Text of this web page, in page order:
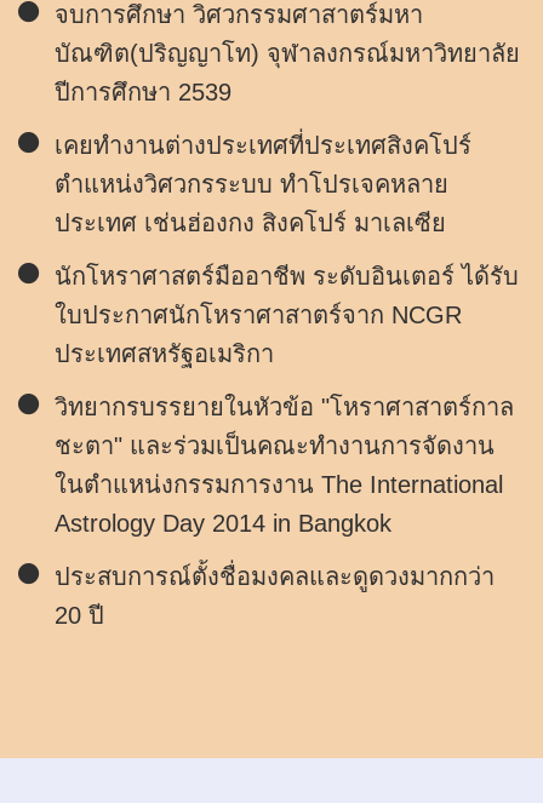
จบการศึกษา วิศวกรรมศาสาตร์มหา
บัณฑิต(ปริญญาโท) จุฬาลงกรณ์มหาวิทยาลัย
ปีการศึกษา 2539
เคยทำงานต่างประเทศที่ประเทศสิงคโปร์
ตำแหน่งวิศวกรระบบ ทำโปรเจคหลาย
ประเทศ เช่นฮ่องกง สิงคโปร์ มาเลเซีย
นักโหราศาสตร์มืออาชีพ ระดับอินเตอร์ ได้รับ
ใบประกาศนักโหราศาสาตร์จาก NCGR
ประเทศสหรัฐอเมริกา
วิทยากรบรรยายในหัวข้อ "โหราศาสาตร์กาล
ชะตา" และร่วมเป็นคณะทำงานการจัดงาน
ในตำแหน่งกรรมการงาน The International
Astrology Day 2014 in Bangkok
ประสบการณ์ตั้งชื่อมงคลและดูดวงมากกว่า
20 ปี